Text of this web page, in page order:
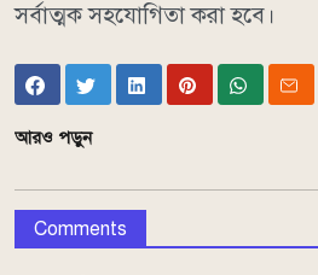
সর্বাত্মক সহযোগিতা করা হবে।
আরও পড়ুন
Comments